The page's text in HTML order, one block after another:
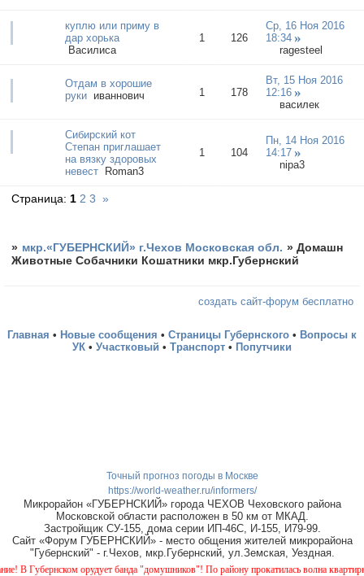
куплю или приму в
дар хорька
Василиса
1 126
Ср, 16 Ноя 2016
18:34
ragesteel
Отдам в хорошие
руки
иваннович 1 178
Вт, 15 Ноя 2016
12:16
василек
Сибирский кот
Степан приглашает
на вязку здоровых
невест
Roman3
1 104
Пн, 14 Ноя 2016
14:17
nipa3
Страница: 1 2 3 »
» мкр.«ГУБЕРНСКИЙ» г.Чехов Московская обл. »Домашн
Животные Собачники Кошатники мкр.Губернский
создать сайт-форум бесплатно
Главная • Новые сообщения • Страницы Губернского • Вопросы к
УК • Участковый • Транспорт • Попутчики
Точный прогноз погоды в Москве
https://world-weather.ru/informers/
Микрорайон «ГУБЕРНСКИЙ» города ЧЕХОВ Чеховского района
Московской области расположен в 50 км от МКАД.
Застройщик СУ-155, дома серии ИП-46С, И-155, И79-99.
Сайт «Форум ГУБЕРНСКИЙ» - место общения жителей микрорайона
"Губернский" - г.Чехов, мкр.Губернский, ул.Земская, Уездная.
орудует банда "домушников"! По району прокатилась волна квартирных